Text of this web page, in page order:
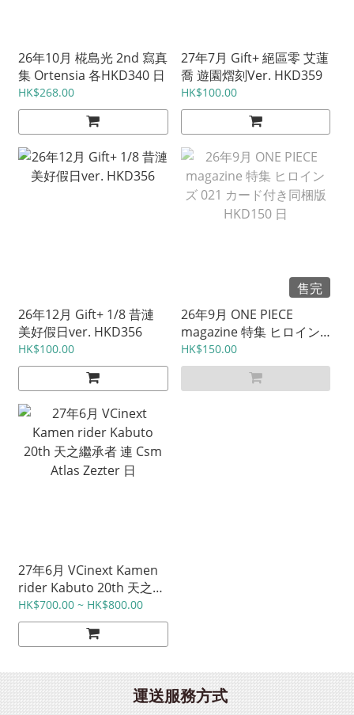
26年10月 椛島光 2nd 寫真
集 Ortensia 各HKD340 日
HK$268.00
27年7月 Gift+ 絕區零 艾蓮
喬 遊園熠刻Ver. HKD359
HK$100.00
26年12月 Gift+ 1/8 昔漣
美好假日ver. HKD356
HK$100.00
售完
26年9月 ONE PIECE
magazine 特集 ヒロイン
ズ 021 カード付き同梱版
HKD150 日
HK$150.00
27年6月 VCinext Kamen
rider Kabuto 20th 天之繼
承者 連 Csm Atlas Zezter
日
HK$700.00 ~ HK$800.00
運送服務方式